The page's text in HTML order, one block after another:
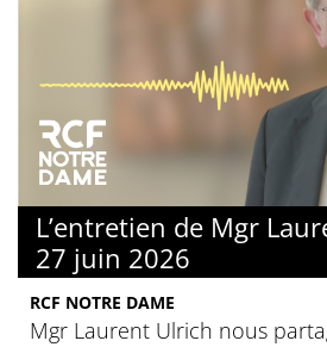
L’entretien de Mgr
27 juin 2026
RCF NOTRE DAME
Mgr Laurent Ulrich nous